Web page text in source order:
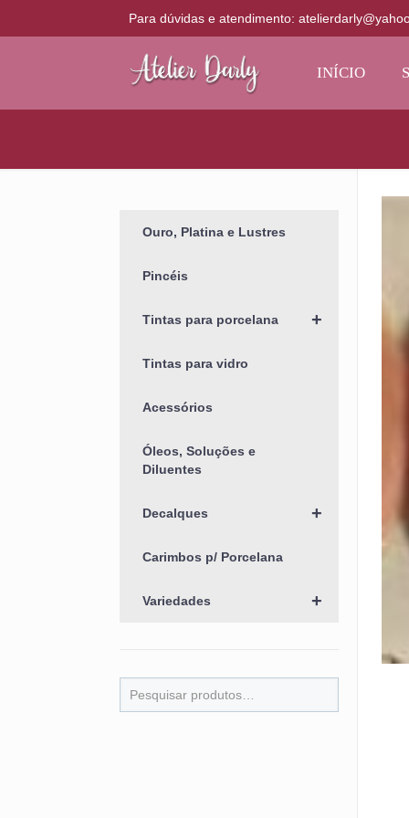
Para dúvidas e atendimento:
INÍCIO
Ouro, Platina e Lustres
Pincéis
+
Tintas para porcelana
Tintas para vidro
Acessórios
Óleos, Soluções e
Diluentes
+
Decalques
Carimbos p/ Porcelana
+
Variedades